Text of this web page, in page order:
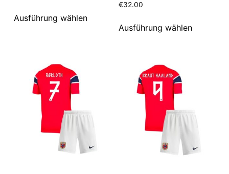
Ausführung wählen
€32.00
Ausführung wählen